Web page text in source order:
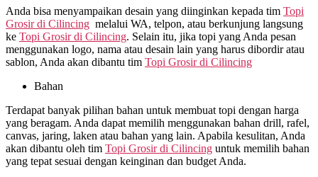
Anda bisa menyampaikan desain yang diinginkan kepada tim Topi
Grosir di Cilincing melalui WA, telpon, atau berkunjung langsung
ke Topi Grosir di Cilincing. Selain itu, jika topi yang Anda pesan
menggunakan logo, nama atau desain lain yang harus dibordir atau
sablon, Anda akan dibantu tim Topi Grosir di Cilincing
Bahan
Terdapat banyak pilihan bahan untuk membuat topi dengan harga
yang beragam. Anda dapat memilih menggunakan bahan drill, rafel,
canvas, jaring, laken atau bahan yang lain. Apabila kesulitan, Anda
akan dibantu oleh tim Topi Grosir di Cilincing untuk memilih bahan
yang tepat sesuai dengan keinginan dan budget Anda.